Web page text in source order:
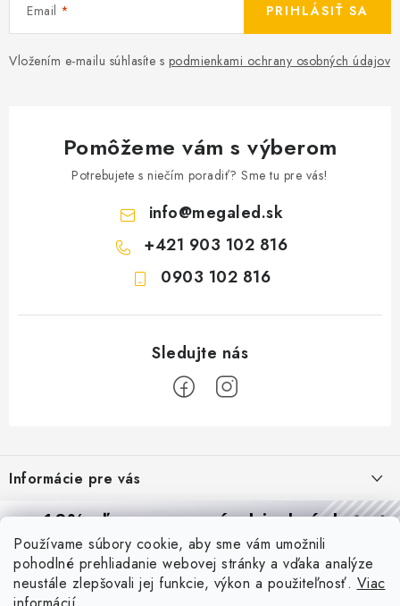
Používame súbory cookie, aby sme vám umožnili
pohodlné prehliadanie webovej stránky a vďaka analýze
neustále zlepšovali jej funkcie, výkon a použiteľnosť. Viac
Email
Vložením e-mailu súhlasíte s podmienkami ochrany osobných údajov
PRIHLÁSIŤ SA
Pomôžeme vám s výberom
Potrebujete s niečím poradiť? Sme tu pre vás!
info@megaled.sk
+421 903 102 816
0903 102 816
p
ä
Informácie pre vás
Reklamácie a formulár na odstúpenie od zmluvy
Obchodné podmienky
Podmienky ochrany osobných údajov
Blog
10% zľavana prvú objednávku
Prihláste sa azískajtezľavu aj praktické tipy,vďaka ktorým
budete svietiť lepšie a platiť menej.